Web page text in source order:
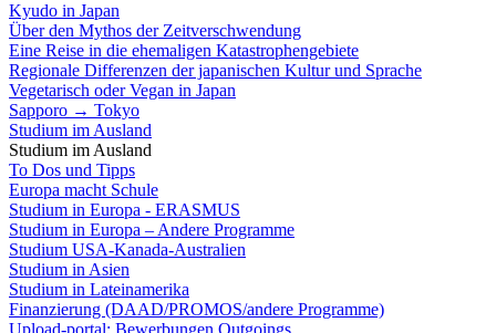
Kyudo in Japan
Über den Mythos der Zeitverschwendung
Eine Reise in die ehemaligen Katastrophengebiete
Regionale Differenzen der japanischen Kultur und Sprache
Vegetarisch oder Vegan in Japan
Sapporo → Tokyo
Studium im Ausland
Studium im Ausland
To Dos und Tipps
Europa macht Schule
Studium in Europa - ERASMUS
Studium in Europa – Andere Programme
Studium USA-Kanada-Australien
Studium in Asien
Studium in Lateinamerika
Finanzierung (DAAD/PROMOS/andere Programme)
Upload-portal: Bewerbungen Outgoings